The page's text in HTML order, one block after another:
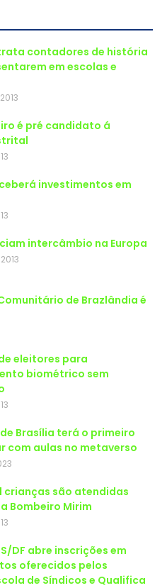
contadores de história
em escolas e
é pré candidato á
investimentos em
intercâmbio na Europa
de Brazlândia é
eleitores para
biométrico sem
Brasília terá o primeiro
com aulas no metaverso
crianças são atendidas
DF abre inscrições em
oferecidos pelos
de Síndicos e Qualifica